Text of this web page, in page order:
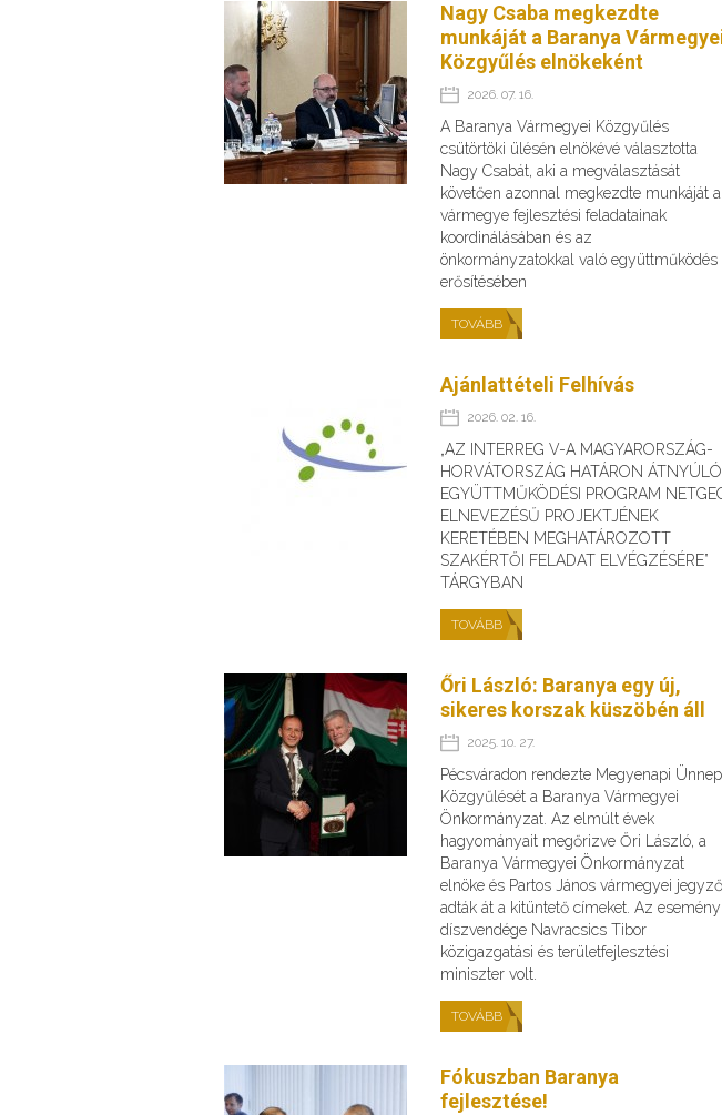
Nagy Csaba megkezdte
munkáját a Baranya
Közgyűlés elnökeként
2026. 07. 16.
A Baranya Vármegyei Közgyűlés
csütörtöki ülésén elnökévé választotta
Nagy Csabát, aki a megválasztását
követően azonnal megkezdte munkáját a
vármegye fejlesztési feladatainak
koordinálásában és az
önkormányzatokkal való együttműködés
erősítésében
TOVÁBB
Ajánlattételi Felhívás
2026. 02. 16.
„AZ INTERREG V-A MAGYARORSZÁG-
HORVÁTORSZÁG HATÁRON ÁTNYÚLÓ
EGYÜTTMŰKÖDÉSI PROGRAM
ELNEVEZÉSŰ PROJEKTJÉNEK
KERETÉBEN MEGHATÁROZOTT
SZAKÉRTŐI FELADAT ELVÉGZÉSÉRE”
TÁRGYBAN
TOVÁBB
Őri László: Baranya egy új,
sikeres korszak küszöbén áll
2025. 10. 27.
Pécsváradon rendezte Megyenapi
Közgyűlését a Baranya Vármegyei
Önkormányzat. Az elmúlt évek
hagyományait megőrizve Őri László, a
Baranya Vármegyei Önkormányzat
elnöke és Partos János vármegyei jegyző
adták át a kitüntető címeket. Az esemény
díszvendége Navracsics Tibor
közigazgatási és területfejlesztési
miniszter volt.
TOVÁBB
Fókuszban Baranya
fejlesztése!